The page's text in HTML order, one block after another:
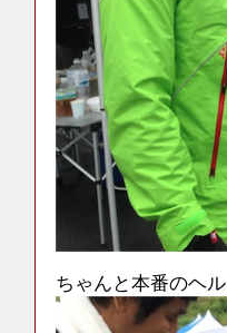
ちゃんと本番のヘ